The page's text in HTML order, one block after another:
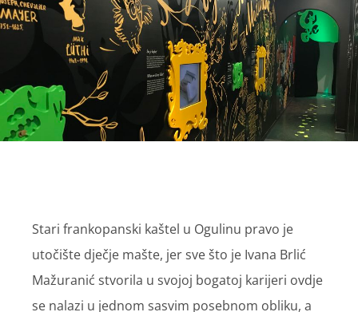
Stari frankopanski kaštel u Ogulinu pravo je
utočište dječje mašte, jer sve što je Ivana Brlić
Mažuranić stvorila u svojoj bogatoj karijeri ovdje
se nalazi u jednom sasvim posebnom obliku, a